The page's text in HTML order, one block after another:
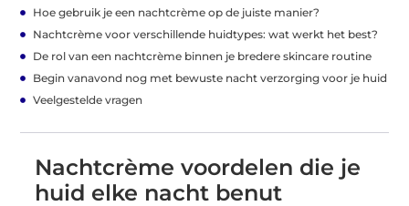
Hoe gebruik je een nachtcrème op de juiste manier?
Nachtcrème voor verschillende huidtypes: wat werkt het best?
De rol van een nachtcrème binnen je bredere skincare routine
Begin vanavond nog met bewuste nacht verzorging voor je huid
Veelgestelde vragen
Nachtcrème voordelen die je
huid elke nacht benut